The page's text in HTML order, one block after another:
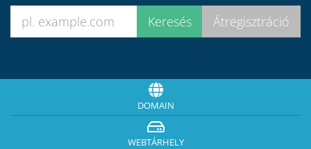
DOMAIN
WEBTÁRHELY